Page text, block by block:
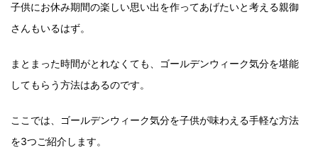
子供にお休み期間の楽しい思い出を作ってあげたいと考える親御
さんもいるはず。
まとまった時間がとれなくても、ゴールデンウィーク気分を堪能
してもらう方法はあるのです。
ここでは、ゴールデンウィーク気分を子供が味わえる手軽な方法
を3つご紹介します。